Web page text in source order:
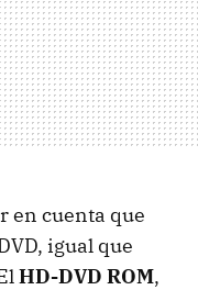
en cuenta que
igual que
HD-DVD ROM,